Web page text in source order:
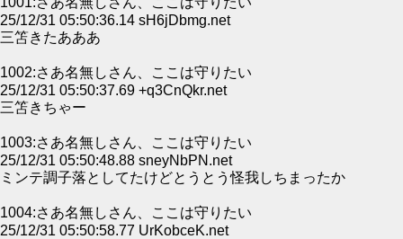
25/12/31 05:50:36.14 sH6jDbmg.net
三笘きたあああ
1002:さあ名無しさん、ここは守りたい
25/12/31 05:50:37.69 +q3CnQkr.net
三笘きちゃー
1003:さあ名無しさん、ここは守りたい
25/12/31 05:50:48.88 sneyNbPN.net
ミンテ調子落としてたけどとうとう怪我しちまったか
1004:さあ名無しさん、ここは守りたい
25/12/31 05:50:58.77 UrKobceK.net